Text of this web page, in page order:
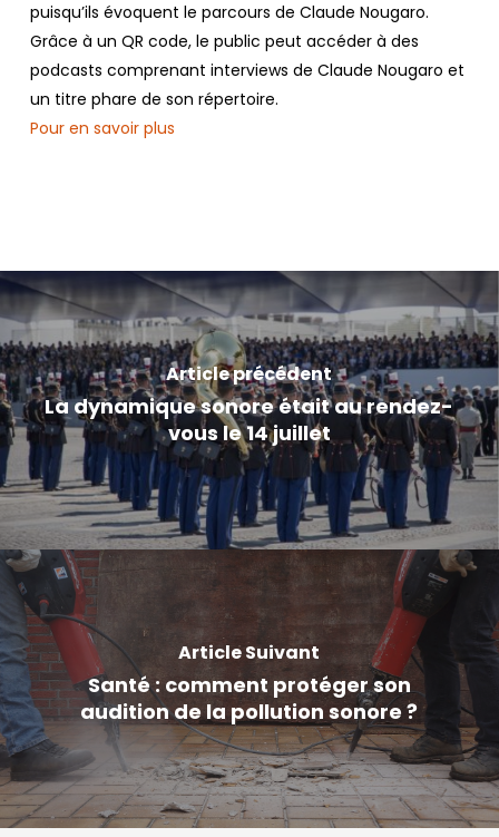
puisqu’ils évoquent le parcours de Claude Nougaro.
Grâce à un QR code, le public peut accéder à des
podcasts comprenant interviews de Claude Nougaro et
un titre phare de son répertoire.
Pour en savoir plus
Article précédent
La dynamique sonore était au rendez-
vous le 14 juillet
Article Suivant
Santé : comment protéger son
audition de la pollution sonore ?